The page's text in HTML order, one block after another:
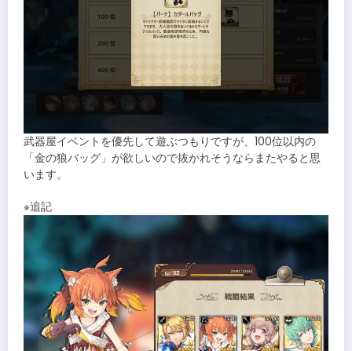
武器屋イベントを優先して遊ぶつもりですが、100位以内の
「金の狼バッグ」が欲しいので抜かれそうならまたやると思
います。
※追記